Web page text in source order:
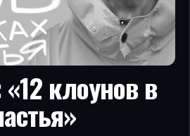
клоунов в